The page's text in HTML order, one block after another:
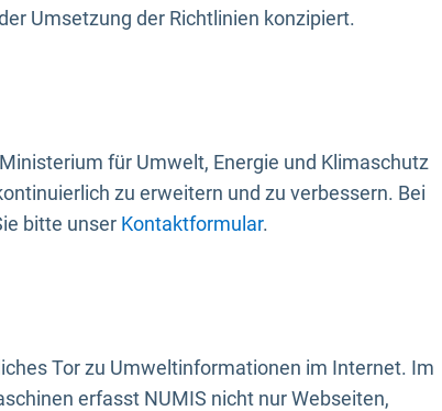
Umsetzung der Richtlinien konzipiert.
für Umwelt, Energie und Klimaschutz
zu erweitern und zu verbessern. Bei
bitte unser Kontaktformular.
Tor zu Umweltinformationen im Internet. Im
erfasst NUMIS nicht nur Webseiten,